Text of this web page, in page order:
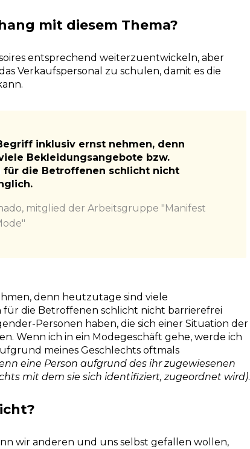
mit diesem Thema?
entsprechend weiterzuentwickeln, aber
Verkaufspersonal zu schulen, damit es die
inklusiv ernst nehmen, denn
Bekleidungsangebote bzw.
für die Betroffenen schlicht nicht
, mitglied der Arbeitsgruppe "Manifest
denn heutzutage sind viele
die Betroffenen schlicht nicht barrierefrei
Personen haben, die sich einer Situation der
Wenn ich in ein Modegeschäft gehe, werde ich
meines Geschlechts oftmals
eine Person aufgrund des ihr zugewiesenen
mit dem sie sich identifiziert, zugeordnet wird).
wir anderen und uns selbst gefallen wollen,